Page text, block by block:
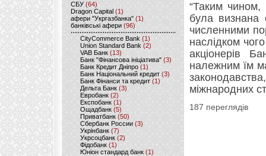
CБУ (64)
Dragon Capital (1)
афери "Укргазбанка" (1)
банківські афери (96)
CityCommerce Bank (1)
Union Standard Bank (2)
VAB Банк (13)
Банк "Фінансова ініціатива" (3)
Банк Кредит Дніпро (1)
Банк Національний кредит (3)
Банк Фінанси та кредит (1)
Дельта Банк (3)
Евробанк(2)
Експобанк (1)
Ощадбанк(5)
Приватбанк (50)
Сбербанк России (3)
Укрінбанк(7)
Укрсоцбанк (2)
Фідобанк (1)
Юніон стандард банк(1)
“Таким чином,
була визнана
численними
наслідком
акціонерів
належним їм
міжнародних
187 переглядів